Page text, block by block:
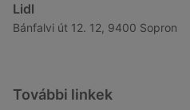
Lidl
Bánfalvi út 12. 12, 9400 Sopron
További linkek